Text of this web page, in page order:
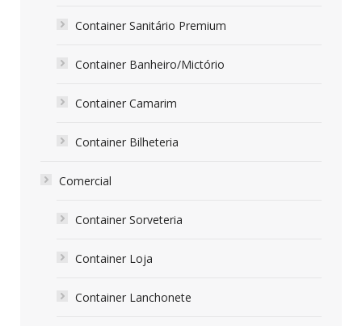
Container Sanitário Premium
Container Banheiro/Mictório
Container Camarim
Container Bilheteria
Comercial
Container Sorveteria
Container Loja
Container Lanchonete